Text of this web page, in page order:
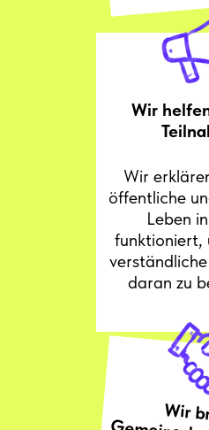
Wir
Wir
öffentliche
Leben
funktioniert,
daran zu
Wir